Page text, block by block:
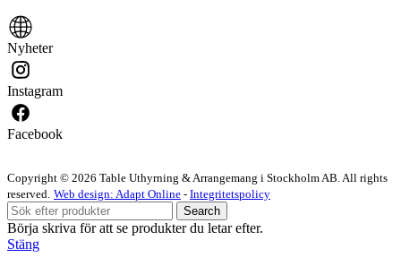
Nyheter
Instagram
Facebook
Copyright © 2026 Table Uthyrning & Arrangemang i Stockholm AB. All rights
reserved​​. Web design: Adapt Online - Integritetspolicy
Search
Börja skriva för att se produkter du letar efter.
Stäng